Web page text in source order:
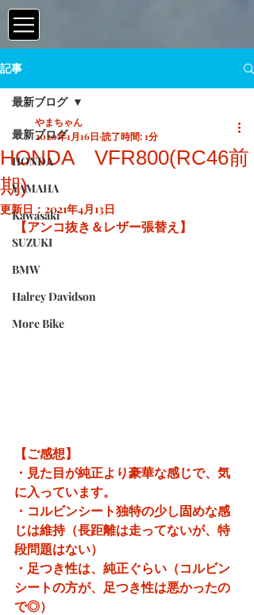
記事
最新ブログ
HONDA
YAMAHA
Kawasaki
SUZUKI
BMW
Halrey Davidson
More Bike
最新ブログ
HONDA VFR800(RC46前
期)
やまちゃん
2020年1月16日 読了時間: 1分
更新日： 2021年4月13日
【アンコ抜き＆レザー張替え】
【ご感想】
・見た目が純正より豪華な感じで、気
に入っています。
・コルビンシート独特の少し固めな感
じは維持（長距離は走ってないが、特
段問題はない）
・足つき性は、純正ぐらい（コルビン
シートの方が、足つき性は悪かったの
で◎）